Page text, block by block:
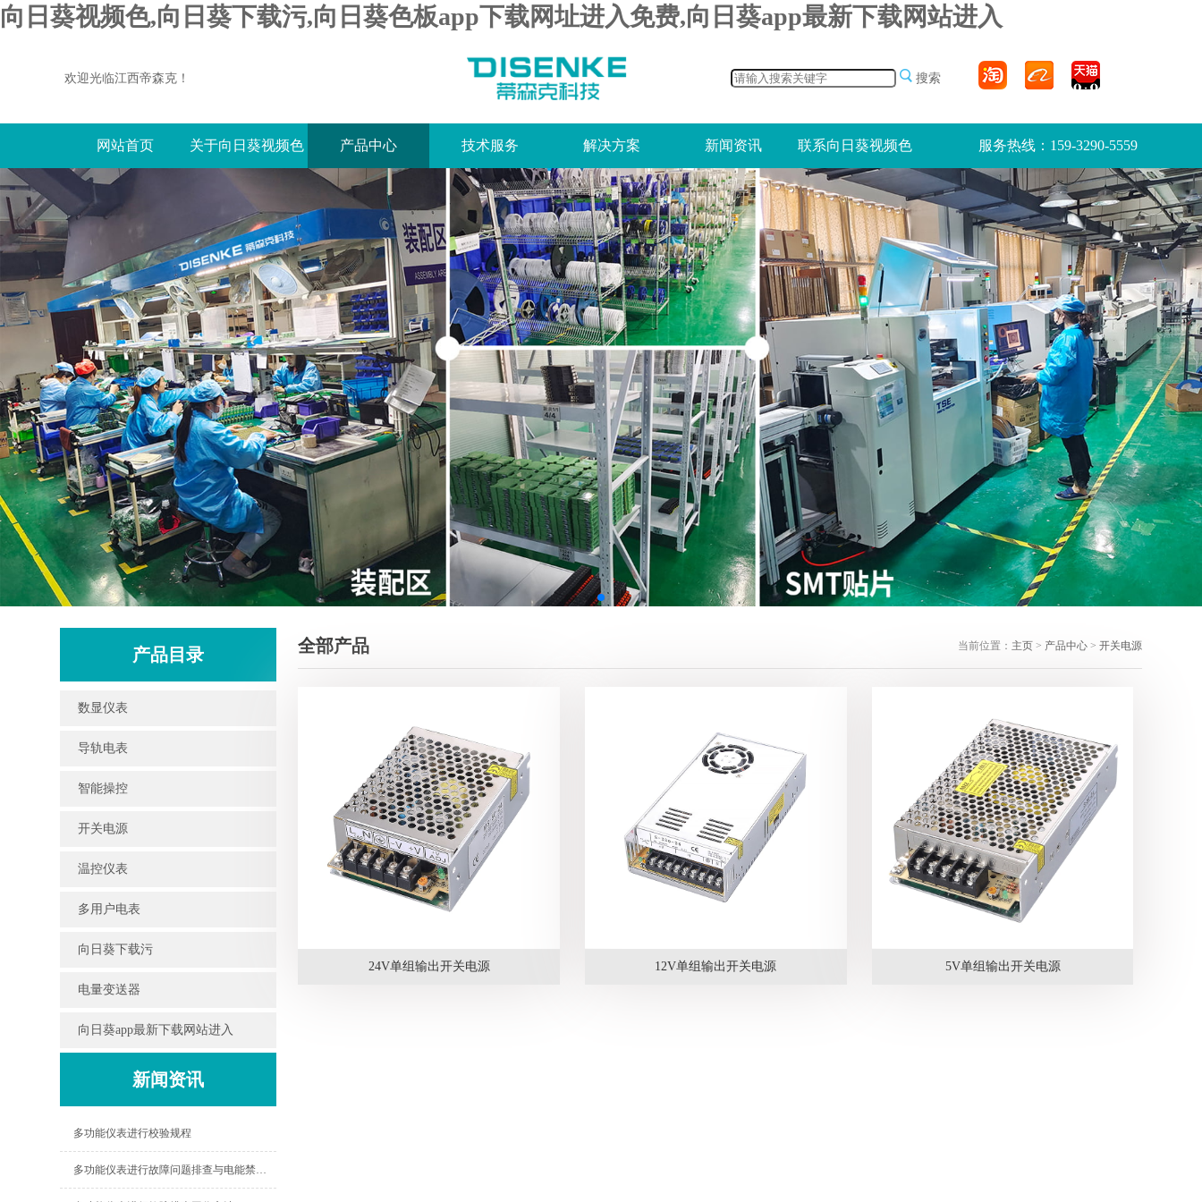
向日葵视频色,向日葵下载污,向日葵色板app下载网址进入免费,向日葵app最新下载网站进入
欢迎光临江西帝森克！ 搜索
网站首页 关于向日葵视频色 产品中心 技术服务 解决方案 新闻资讯 联系向日葵视频色 服务热线：159-3290-5559
产品目录
数显仪表
导轨电表
智能操控
开关电源
温控仪表
多用户电表
向日葵下载污
电量变送器
向日葵app最新下载网站进入
新闻资讯
多功能仪表进行校验规程
多功能仪表进行故障问题排查与电能禁绝的原因
全部产品 当前位置： 主页> 产品中心> 开关电源
24V单组输出开关电源 12V单组输出开关电源 5V单组输出开关电源